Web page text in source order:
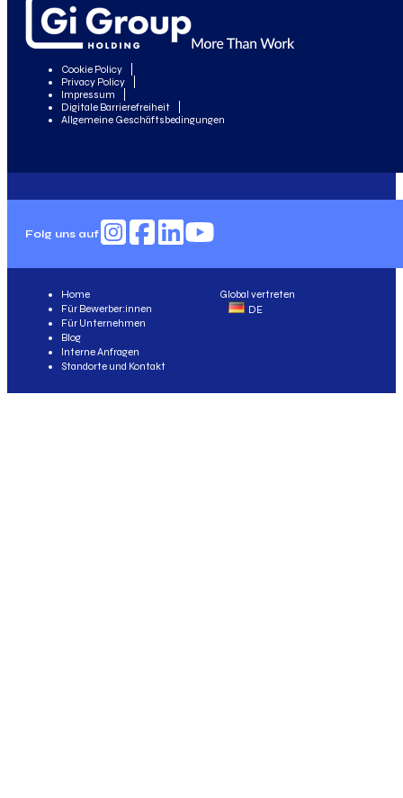
Cookie Policy
Privacy Policy
Impressum
Digitale Barrierefreiheit
Allgemeine Geschäftsbedingungen
Folg uns auf
Global vertreten
DE
Home
Für Bewerber:innen
Für Unternehmen
Blog
Interne Anfragen
Standorte und Kontakt